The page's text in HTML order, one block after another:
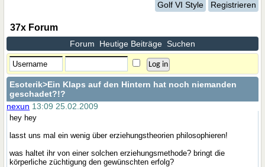
Golf VI Style Registrieren
37x Forum
Forum Heutige Beiträge Suchen
Esoterik>Ein Klaps auf den Hintern hat noch niemanden
geschadet?!?
nexun 13:09 25.02.2009
hey hey
lasst uns mal ein wenig über erziehungstheorien philosophieren!
was haltet ihr von einer solchen erziehungsmethode? bringt die
körperliche züchtigung den gewünschten erfolg?